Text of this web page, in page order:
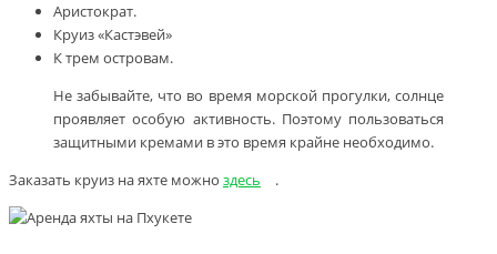
Аристократ.
Круиз «Кастэвей»
К трем островам.
Не забывайте, что во время морской прогулки, солнце
проявляет особую активность. Поэтому пользоваться
защитными кремами в это время крайне необходимо.
Заказать круиз на яхте можно здесь .